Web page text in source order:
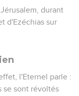
durant
d'Ezéchias sur
l'Eternel parle :
se sont révoltés